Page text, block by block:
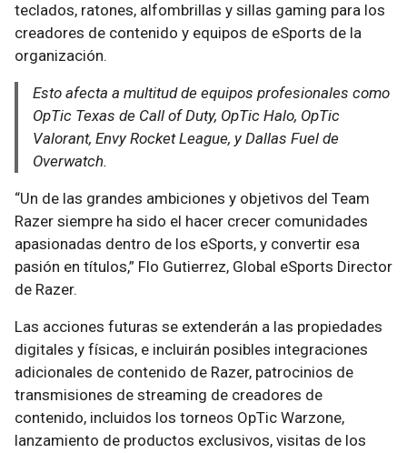
teclados, ratones, alfombrillas y sillas gaming para los
creadores de contenido y equipos de eSports de la
organización.
Esto afecta a multitud de equipos profesionales como
OpTic Texas de Call of Duty, OpTic Halo, OpTic
Valorant, Envy Rocket League, y Dallas Fuel de
Overwatch.
“Un de las grandes ambiciones y objetivos del Team
Razer siempre ha sido el hacer crecer comunidades
apasionadas dentro de los eSports, y convertir esa
pasión en títulos,” Flo Gutierrez, Global eSports Director
de Razer.
Las acciones futuras se extenderán a las propiedades
digitales y físicas, e incluirán posibles integraciones
adicionales de contenido de Razer, patrocinios de
transmisiones de streaming de creadores de
contenido, incluidos los torneos OpTic Warzone,
lanzamiento de productos exclusivos, visitas de los